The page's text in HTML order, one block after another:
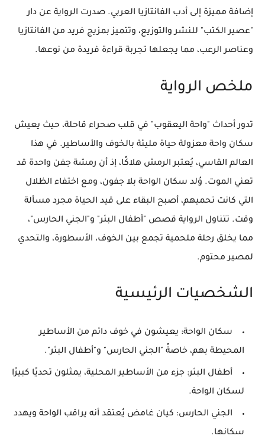
إضافة مميزة إلى أدب الفانتازيا العربي. صدرت الرواية عن دار
"عصير الكتب" للنشر والتوزيع، وتتميز بمزيج فريد من الفانتازيا
وعناصر الرعب، مما يجعلها تجربة قراءة فريدة من نوعها.
ملخص الرواية
تدور أحداث "واحة اليعقوب" في قلب صحراء قاحلة، حيث يعيش
سكان واحة معزولة حياة مليئة بالخوف والأساطير. في هذا
العالم القاسي، يُعتبر الرمش هلاكًا، إذ أن رمشة جفن واحدة قد
تعني الموت. وُلد سكان الواحة بلا جفون، ومع اختفاء الظلال
التي كانت تحميهم، أصبح البقاء على قيد الحياة مجرد مسألة
وقت. تتناول الرواية قصص "أطفال البئر" و"الجني الحارس"،
مما يخلق رحلة ملحمية تجمع بين الخوف، الأسطورة، والتحدي
لمصير محتوم.
الشخصيات الرئيسية
سكان الواحة: يعيشون في خوف دائم من الأساطير
المحيطة بهم، خاصةً "الجني الحارس" و"أطفال البئر".
أطفال البئر: جزء من الأساطير المحلية، يمثلون تحديًا كبيرًا
لسكان الواحة.
الجني الحارس: كيان غامض يُعتقد أنه يراقب الواحة ويهدد
سكانها.